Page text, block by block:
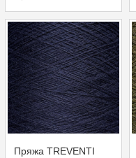
Пряжа TREVENTI